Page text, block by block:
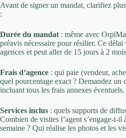
Avant de signer un mandat, clarifiez
:
Durée du mandat : même avec
préavis nécessaire pour résilier. Ce délai
agences et peut aller de 15 jours à 2
Frais d’agence : qui paie (vendeur,
quel pourcentage exact ? Demandez un
incluant tous les frais annexes éventuels.
Services inclus : quels supports de
Combien de visites l’agent s’engage-t-il
semaine ? Qui réalise les photos et les